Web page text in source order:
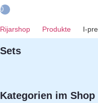
0
Rijarshop Produkte I-
Sets
Kategorien im Shop